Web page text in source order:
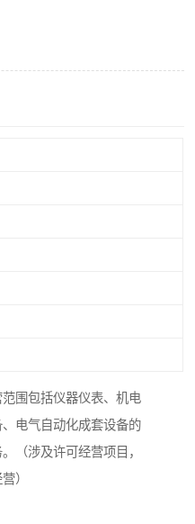
围包括仪器仪表、机电
电气自动化成套设备的
（涉及许可经营项目，
）